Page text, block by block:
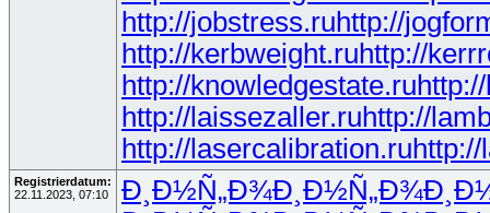
http://jobstress.ruhttp://
http://kerbweight.ruhttp://
http://knowledgestate.ru
http://laissezaller.ruhttp://
http://lasercalibration.ru
Registrierdatum:
22.11.2023, 07:10
Ð¸Ð½Ñ„Ð¾Ð¸Ð½Ñ„Ð¾